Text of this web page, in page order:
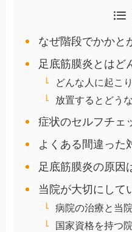
なぜ階段でかかと
足底筋膜炎とはど
どんな人に起こ
放置するとどう
症状のセルフチェ
よくある間違った
足底筋膜炎の原因
当院が大切にして
病院の治療と当
国家資格を持つ